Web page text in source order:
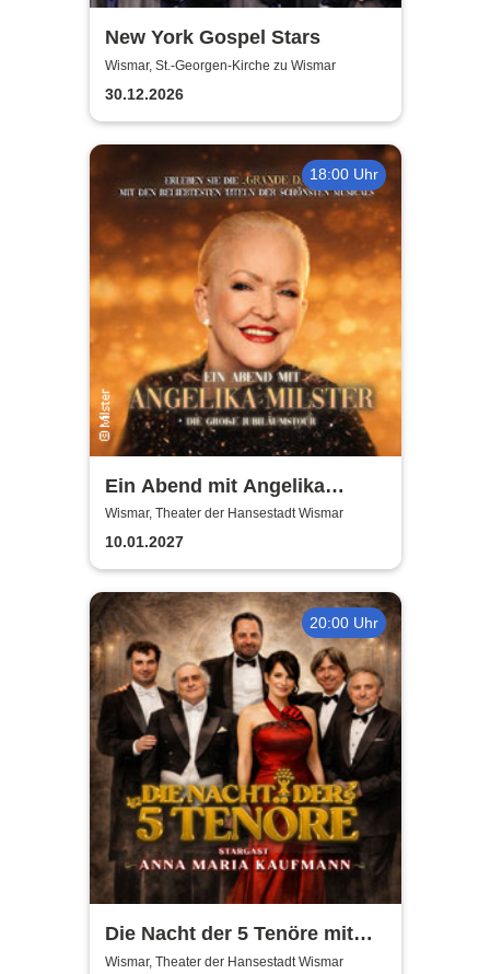
New York Gospel Stars
Wismar, St.-Georgen-Kirche zu Wismar
30.12.2026
18:00 Uhr
Ein Abend mit Angelika
Milster - Jubiläumstournee
2027
Wismar, Theater der Hansestadt Wismar
10.01.2027
20:00 Uhr
Die Nacht der 5 Tenöre mit
Anna Maria Kaufmann
Wismar, Theater der Hansestadt Wismar